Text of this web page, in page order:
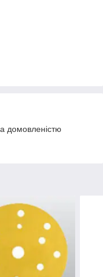
домовленістю